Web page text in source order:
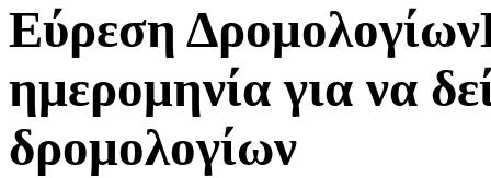
Εύρεση Δρομολογίων
ημερομηνία για να
δρομολογίων